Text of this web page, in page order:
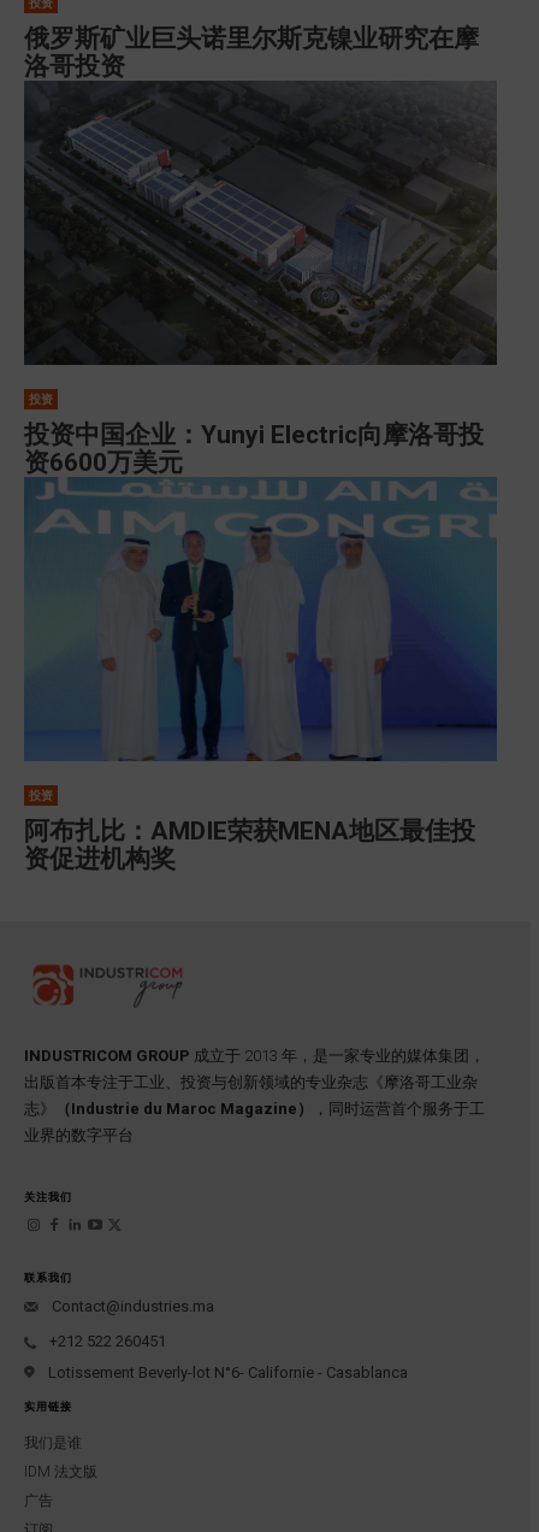
俄罗斯矿业巨头诺里尔斯克镍业研究在摩
洛哥投资
投资
投资中国企业：Yunyi Electric向摩洛哥投
资6600万美元
投资
阿布扎比：AMDIE荣获MENA地区最佳投
资促进机构奖
INDUSTRICOM GROUP 成立于 2013 年，是一家专业的媒体集团，
出版首本专注于工业、投资与创新领域的专业杂志《摩洛哥工业杂
志》
（Industrie du Maroc Magazine）
，同时运营首个服务于工
业界的数字平台
关注我们
联系我们
Contact@industries.ma
+212 522 260451
Lotissement Beverly-lot N°6- Californie - Casablanca
实用链接
我们是谁
IDM 法文版
广告